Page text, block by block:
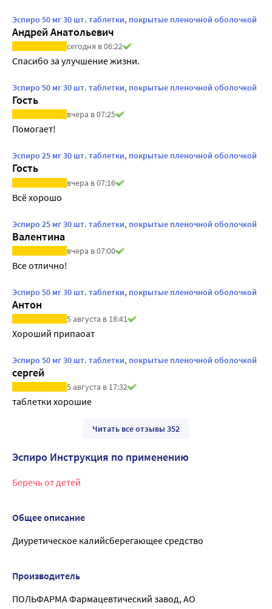
Эспиро 50 мг 30 шт. таблетки, покрытые пленочной оболочкой
Андрей Анатольевич
сегодня в 06:22
Спасибо за улучшение жизни.
Эспиро 50 мг 30 шт. таблетки, покрытые пленочной оболочкой
Гость
вчера в 07:25
Помогает!
Эспиро 25 мг 30 шт. таблетки, покрытые пленочной оболочкой
Гость
вчера в 07:16
Всё хорошо
Эспиро 25 мг 30 шт. таблетки, покрытые пленочной оболочкой
Валентина
вчера в 07:00
Все отлично!
Эспиро 50 мг 30 шт. таблетки, покрытые пленочной оболочкой
Антон
5 августа в 18:41
Хороший припаоат
Эспиро 50 мг 30 шт. таблетки, покрытые пленочной оболочкой
сергей
5 августа в 17:32
таблетки хорошие
Читать все отзывы 352
Эспиро Инструкция по применению
Беречь от детей
Общее описание
Диуретическое калийсберегающее средство
Производитель
ПОЛЬФАРМА Фармацевтический завод, АО